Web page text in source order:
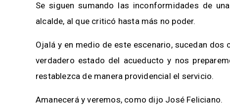
Se siguen sumando las inconformidades de
alcalde, al que criticó hasta más no poder.
Ojalá y en medio de este escenario, sucedan
verdadero estado del acueducto y nos
restablezca de manera providencial el servicio.
Amanecerá y veremos, como dijo José Feliciano.